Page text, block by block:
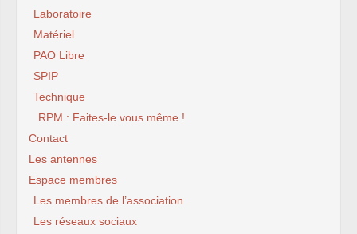
Laboratoire
Matériel
PAO Libre
SPIP
Technique
RPM : Faites-le vous même !
Contact
Les antennes
Espace membres
Les membres de l’association
Les réseaux sociaux